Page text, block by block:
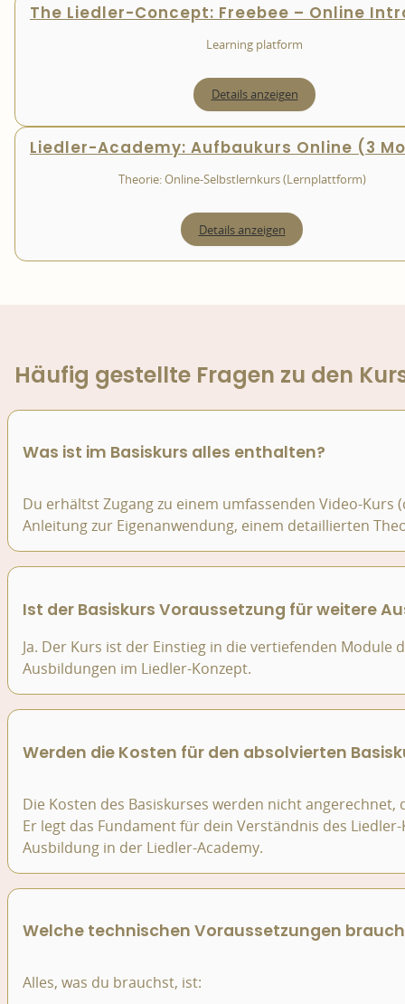
The Liedler-Concept: Freebee – Online
Learning platform
Details anzeigen
Liedler-Academy: Aufbaukurs Online (3
Theorie: Online-Selbstlernkurs (Lernplattform)
Details anzeigen
Häufig gestellte Fragen zu den
Was ist im Basiskurs alles enthalten?
Du erhältst Zugang zu einem umfassenden Video-
Anleitung zur Eigenanwendung, einem detaillierten
Ist der Basiskurs Voraussetzung für weitere
Ja. Der Kurs ist der Einstieg in die vertiefenden
Ausbildungen im Liedler-Konzept.
Werden die Kosten für den absolvierten
Die Kosten des Basiskurses werden nicht
Er legt das Fundament für dein Verständnis des
Ausbildung in der Liedler-Academy.
Welche technischen Voraussetzungen
Alles, was du brauchst, ist: